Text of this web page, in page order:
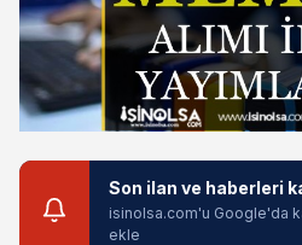
Son ilan ve haberleri
isinolsa.com'u Google'da
ekle